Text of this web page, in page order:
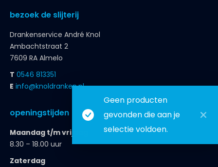
Geen producten
gevonden die aan je
selectie voldoen.
bezoek de slijterij
Drankenservice André Knol
Ambachtstraat 2
7609 RA Almelo
T 0546 813351
E info@knoldranken.nl
openingstijden
Maandag t/m vrijdag
8.30 – 18.00 uur
Zaterdag